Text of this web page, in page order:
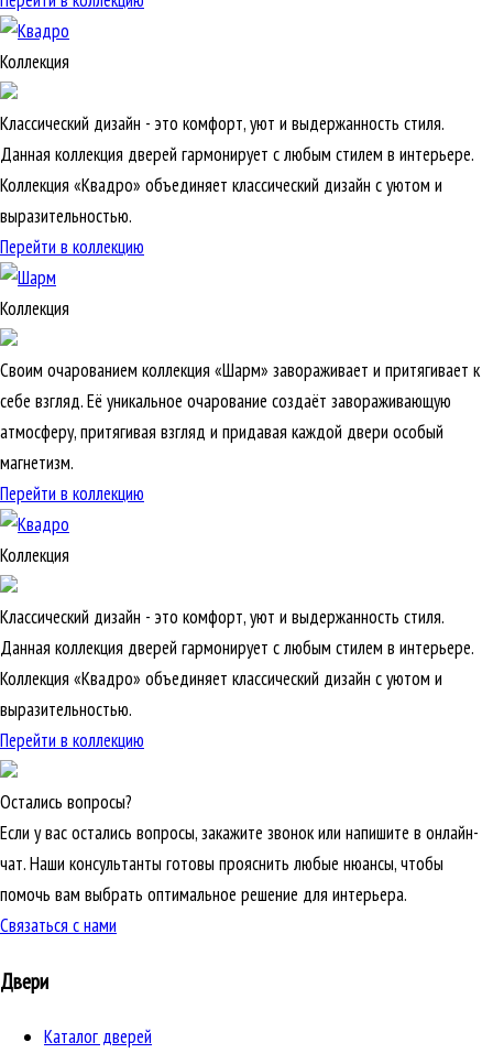
Коллекция
Классический дизайн - это комфорт, уют и выдержанность стиля.
Данная коллекция дверей гармонирует с любым стилем в интерьере.
Коллекция «Квадро» объединяет классический дизайн с уютом и
выразительностью.
Перейти в коллекцию
Коллекция
Своим очарованием коллекция «Шарм» завораживает и притягивает к
себе взгляд. Её уникальное очарование создаёт завораживающую
атмосферу, притягивая взгляд и придавая каждой двери особый
магнетизм.
Перейти в коллекцию
Коллекция
Классический дизайн - это комфорт, уют и выдержанность стиля.
Данная коллекция дверей гармонирует с любым стилем в интерьере.
Коллекция «Квадро» объединяет классический дизайн с уютом и
выразительностью.
Перейти в коллекцию
Остались вопросы?
Если у вас остались вопросы, закажите звонок или напишите в онлайн-
чат. Наши консультанты готовы прояснить любые нюансы, чтобы
помочь вам выбрать оптимальное решение для интерьера.
Связаться с нами
Двери
Каталог дверей